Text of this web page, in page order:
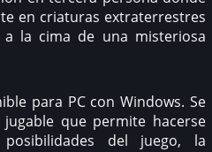
en criaturas extraterrestres
la cima de una misteriosa
para PC con Windows. Se
que permite hacerse
del juego, la